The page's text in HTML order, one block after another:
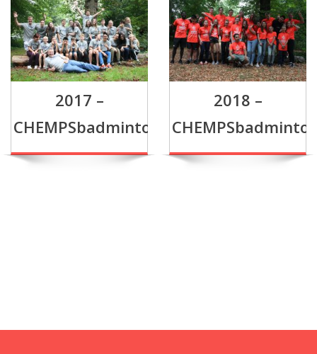
2017 –
CHEMPSbadmintonkamp
2018 –